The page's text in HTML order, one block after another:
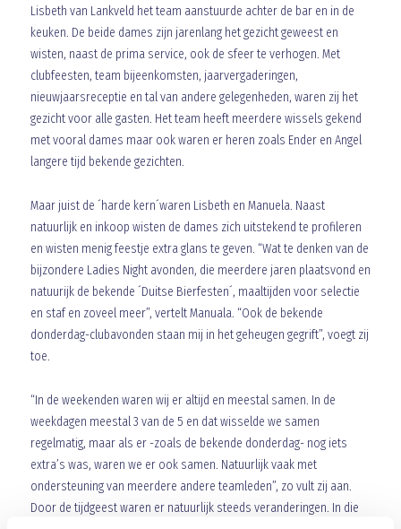
Lisbeth van Lankveld het team aanstuurde achter de bar en in de
keuken. De beide dames zijn jarenlang het gezicht geweest en
wisten, naast de prima service, ook de sfeer te verhogen. Met
clubfeesten, team bijeenkomsten, jaarvergaderingen,
nieuwjaarsreceptie en tal van andere gelegenheden, waren zij het
gezicht voor alle gasten. Het team heeft meerdere wissels gekend
met vooral dames maar ook waren er heren zoals Ender en Angel
langere tijd bekende gezichten.
Maar juist de ´harde kern´waren Lisbeth en Manuela. Naast
natuurlijk en inkoop wisten de dames zich uitstekend te profileren
en wisten menig feestje extra glans te geven. “Wat te denken van de
bijzondere Ladies Night avonden, die meerdere jaren plaatsvond en
natuurijk de bekende ´Duitse Bierfesten´, maaltijden voor selectie
en staf en zoveel meer”, vertelt Manuala. “Ook de bekende
donderdag-clubavonden staan mij in het geheugen gegrift”, voegt zij
toe.
“In de weekenden waren wij er altijd en meestal samen. In de
weekdagen meestal 3 van de 5 en dat wisselde we samen
regelmatig, maar als er -zoals de bekende donderdag- nog iets
extra’s was, waren we er ook samen. Natuurlijk vaak met
ondersteuning van meerdere andere teamleden”, zo vult zij aan.
Door de tijdgeest waren er natuurlijk steeds veranderingen. In die